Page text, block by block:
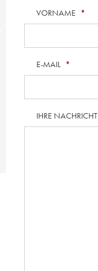
VORNAME *
E-MAIL *
IHRE NACHRICHT